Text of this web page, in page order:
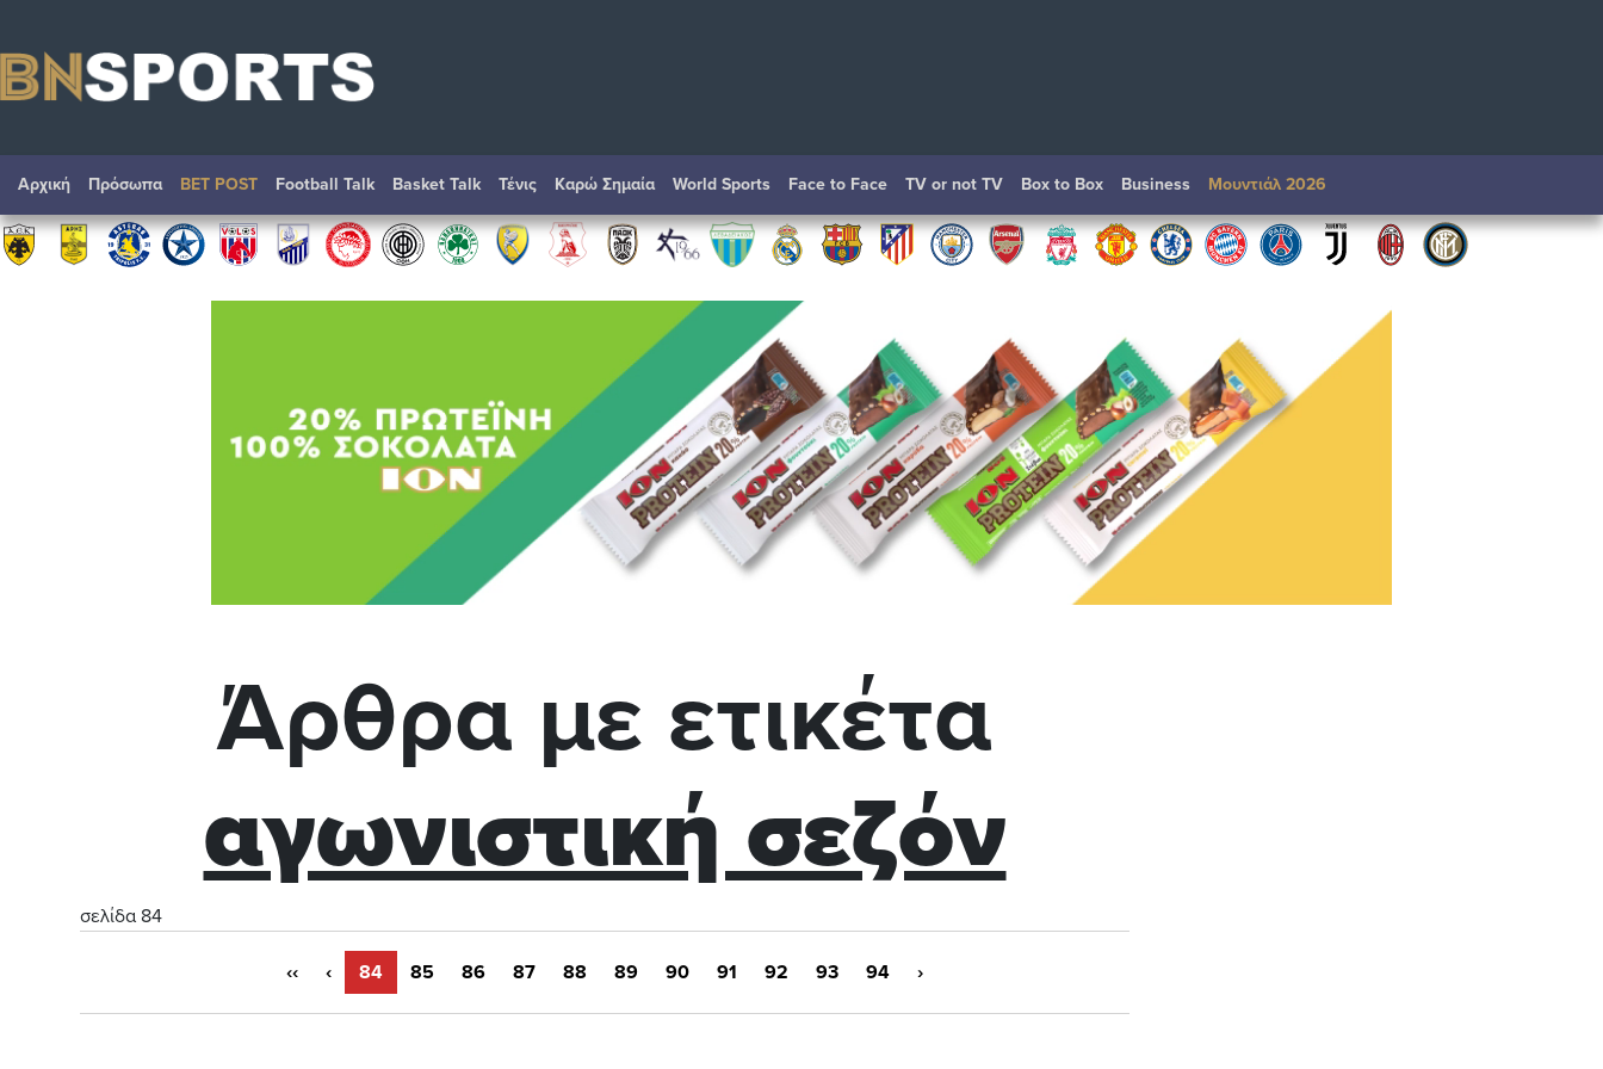
Αρχική Πρόσωπα BET POST Football Talk Basket Talk Τένις Καρώ Σημαία World Sports Face to Face TV or not TV Box to Box Βusiness Μουντιάλ 2026
Άρθρα με ετικέτα
αγωνιστική σεζόν
σελίδα 84
‹‹ ‹ 84 85 86 87 88 89 90 91 92 93 94 ›